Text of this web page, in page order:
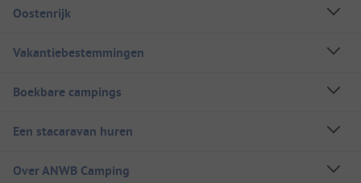
Oostenrijk
Vakantiebestemmingen
Boekbare campings
Een stacaravan huren
Over ANWB Camping